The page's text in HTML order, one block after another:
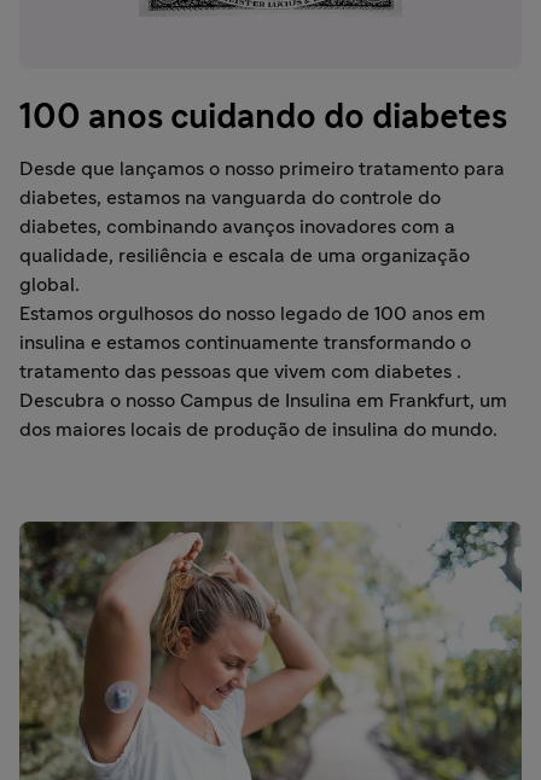
100 anos cuidando do diabetes
Desde que lançamos o nosso primeiro tratamento para
diabetes, estamos na vanguarda do controle do
diabetes, combinando avanços inovadores com a
qualidade, resiliência e escala de uma organização
global.
Estamos orgulhosos do nosso legado de 100 anos em
insulina e estamos continuamente transformando o
tratamento das pessoas que vivem com diabetes .
Descubra o nosso Campus de Insulina em Frankfurt, um
dos maiores locais de produção de insulina do mundo.